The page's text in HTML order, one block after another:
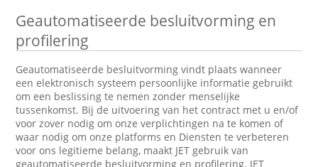
Geautomatiseerde besluitvorming en
profilering
Geautomatiseerde besluitvorming vindt plaats wanneer
een elektronisch systeem persoonlijke informatie gebruikt
om een beslissing te nemen zonder menselijke
tussenkomst. Bij de uitvoering van het contract met u en/of
voor zover nodig om onze verplichtingen na te komen of
waar nodig om onze platforms en Diensten te verbeteren
voor ons legitieme belang, maakt JET gebruik van
geautomatiseerde besluitvorming en profilering. JET